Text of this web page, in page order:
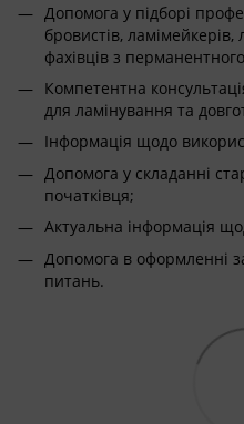
Допомога у підборі
бровистів, ламімейкерів,
фахівців з
Компетентна
для ламінування та
Інформація щодо
Допомога у складанні
початківця;
Актуальна інформація
Допомога в оформленні
питань.